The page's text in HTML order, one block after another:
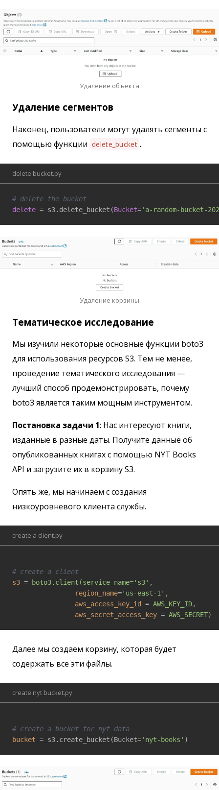
Удаление объекта
Удаление сегментов
Наконец, пользователи могут удалять сегменты с
помощью функции delete_bucket .
delete bucket.py
# delete the bucket
delete = s3.delete_bucket(Bucket='a-random-bucket-
Удаление корзины
Тематическое исследование
Мы изучили некоторые основные функции boto3
для использования ресурсов S3. Тем не менее,
проведение тематического исследования —
лучший способ продемонстрировать, почему
boto3 является таким мощным инструментом.
Постановка задачи 1: Нас интересуют книги,
изданные в разные даты. Получите данные об
опубликованных книгах с помощью NYT Books
API и загрузите их в корзину S3.
Опять же, мы начинаем с создания
низкоуровневого клиента службы.
create a client.py
# create a client
s3 =
boto3.client(service_name='s3',
region_name='us-east-1',
aws_access_key_id
= AWS_KEY_ID,
aws_secret_access_key = AWS_SECRET)
Далее мы создаем корзину, которая будет
содержать все эти файлы.
create nyt bucket.py
# create a bucket for nyt data
bucket = s3.create_bucket(Bucket='nyt-books' )